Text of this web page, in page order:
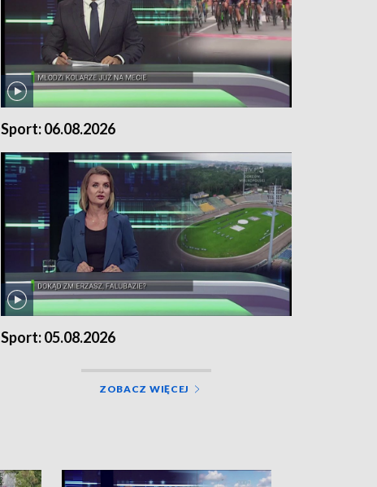
Sport: 06.08.2026
Sport: 05.08.2026
ZOBACZ WIĘCEJ